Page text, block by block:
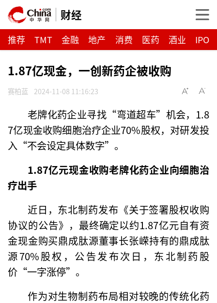
财经
推荐 TMT 金融 地产 消费 医药 酒业 IPO
1.87亿现金，一创新药企被收购
赛柏蓝 2024-11-08 11:16:23
老牌化药企业寻找“弯道超车”机会，1.8
7亿现金收购细胞治疗企业70%股权，对研发投
入“不会设定具体数字”。
1.87亿元现金收购老牌化药企业向细胞治
疗出手
近日，东北制药发布《关于签署股权收购
协议的公告》，最终确定以约1.87亿元自有资
金现金购买鼎成肽源董事长张嵘持有的鼎成肽
源70%股权，公告发布次日，东北制药股
价“一字涨停”。
作为对生物制药布局相对较晚的传统化药